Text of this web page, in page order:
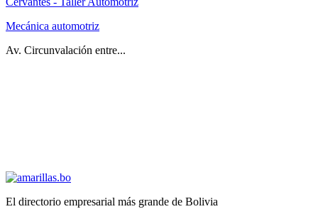
Mecánica automotriz
Av. Circunvalación entre...
El directorio empresarial más grande de Bolivia